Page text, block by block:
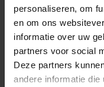
personaliseren, om
en om ons
informatie over uw
partners voor social
Deze partners
andere informatie